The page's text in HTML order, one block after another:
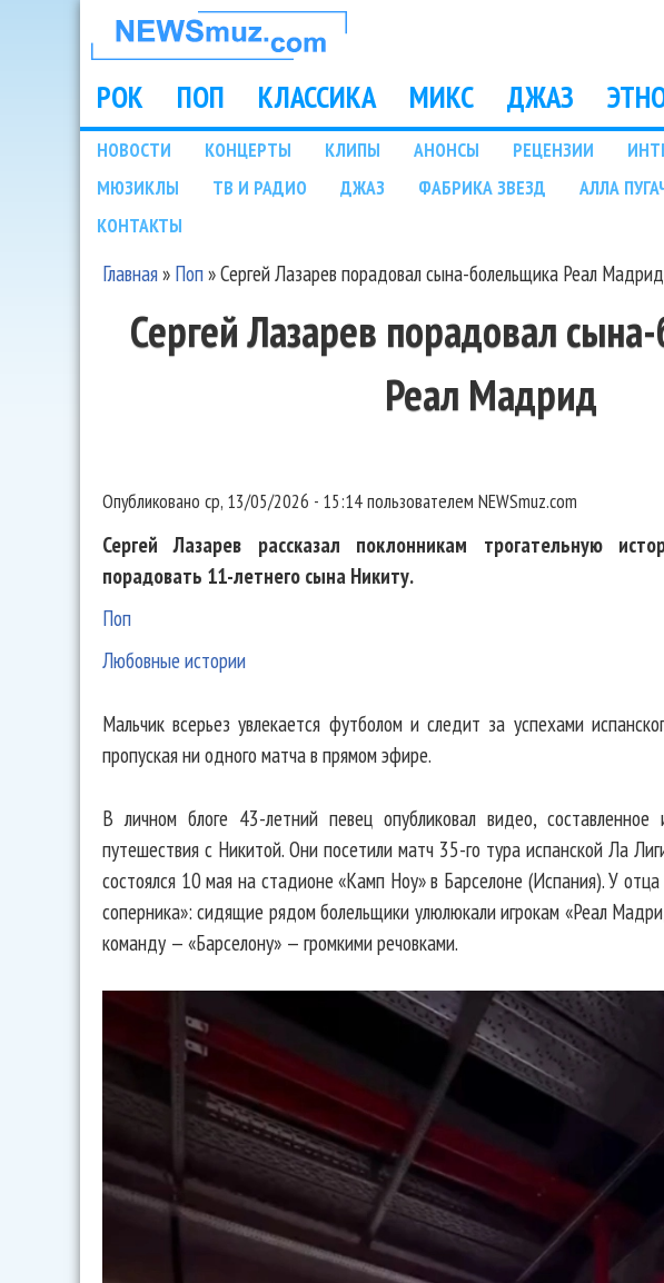
НОВОСТИ
МУЗЫКИ И
ШОУ БИЗНЕСА
NEWSMUZ.COM
Main menu
РОК ПОП КЛАССИКА МИКС ДЖАЗ
Подразделы
НОВОСТИ КОНЦЕРТЫ КЛИПЫ АНОНСЫ РЕЦЕНЗИИ
МЮЗИКЛЫ
ТВ И РАДИО ДЖАЗ ФАБРИКА ЗВЕЗД АЛЛА
КОНТАКТЫ
Главная» Поп»Сергей Лазарев порадовал сына-болельщика Реал Мадрид
Сергей Лазарев порадовал
Реал Мадрид
Опубликовано ср, 13/05/2026 - 15:14пользователем NEWSmuz.com
Сергей Лазарев рассказал поклонникам трогательную
порадовать 11-летнего сына Никиту.
Поп
Любовные истории
Мальчик всерьез увлекается футболом и следит за успехами
пропуская ни одного матча в прямом эфире.
В личном блоге 43-летний певец опубликовал видео, составленное
путешествия с Никитой. Они посетили матч 35-го тура испанской Ла
состоялся 10 мая на стадионе «Камп Ноу» в Барселоне (Испания). У
соперника»: сидящие рядом болельщики улюлюкали игрокам «Реал
команду — «Барселону» — громкими речовками.